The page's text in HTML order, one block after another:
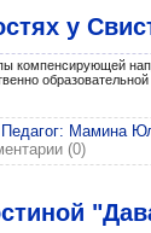
у
компенсирующей
образовательной
Педагог: Мамина
(0)